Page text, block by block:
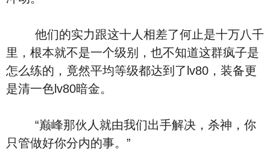
他们的实力跟这十人相差了何止是十万八千
里，根本就不是一个级别，也不知道这群疯子是
怎么练的，竟然平均等级都达到了lv80，装备更
是清一色lv80暗金。
“巅峰那伙人就由我们出手解决，杀神，你
只管做好你分内的事。”